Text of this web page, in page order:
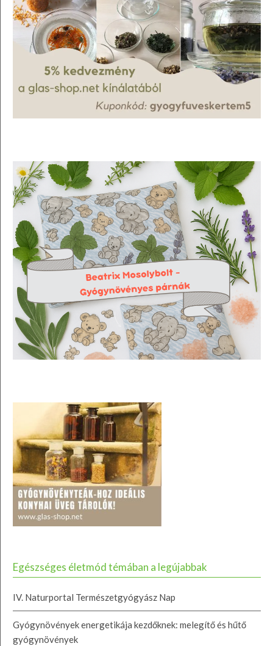
Egészséges életmód témában a legújabbak
IV. Naturportal Természetgyógyász Nap
Gyógynövények energetikája kezdőknek: melegítő és hűtő
gyógynövények